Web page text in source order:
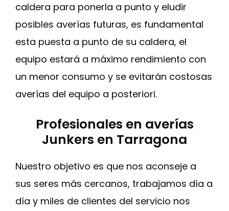
caldera para ponerla a punto y eludir
posibles averías futuras, es fundamental
esta puesta a punto de su caldera, el
equipo estará a máximo rendimiento con
un menor consumo y se evitarán costosas
averías del equipo a posteriori.
Profesionales en averías
Junkers en Tarragona
Nuestro objetivo es que nos aconseje a
sus seres más cercanos, trabajamos día a
día y miles de clientes del servicio nos